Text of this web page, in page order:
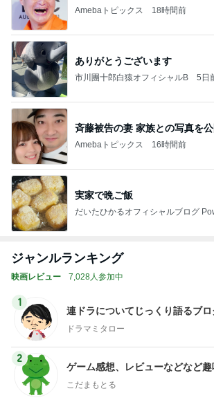
Amebaトピックス 18時間前
ありがとうございます
市川團十郎白猿オフィシャルB 5日
斉藤被告の妻 家族との写真を
Amebaトピックス 16時間前
実家で晩ご飯
だいたひかるオフィシャルブログ
ジャンルランキング
映画レビュー 7,028人参加中
1
連ドラについてじっくり語るブロ
ドラマミタロー
2
ゲーム感想、レビューなどなど
こだまもとる